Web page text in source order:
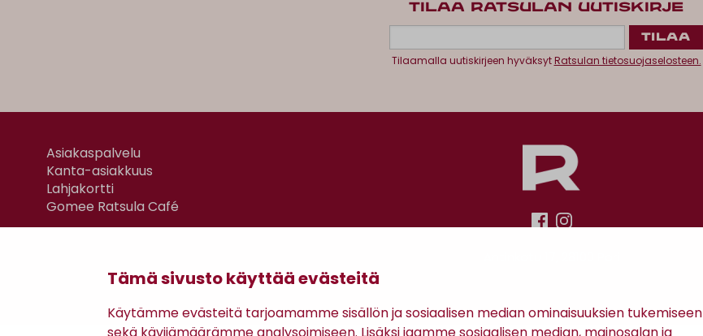
Tämä sivusto käyttää evästeitä
Käytämme evästeitä tarjoamamme sisällön ja sosiaalisen median ominaisuuksien tukemiseen
TILAA RATSULAN UUTISKIRJE
Tilaamalla uutiskirjeen hyväksytRatsulan tietosuojaselosteen.
Asiakaspalvelu
Kanta-asiakkuus
Lahjakortti
Gomee Ratsula Café